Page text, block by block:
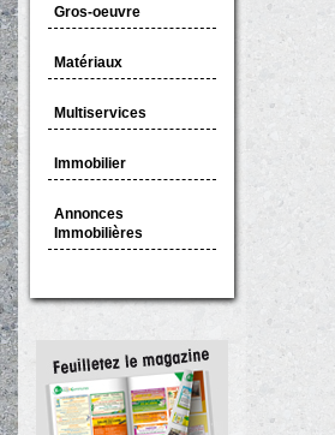
Gros-oeuvre
Matériaux
Multiservices
Immobilier
Annonces
Immobilières